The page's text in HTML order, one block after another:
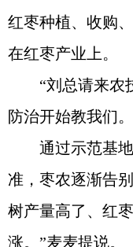
红枣种植、收购
在红枣产业上。
“刘总请来农
防治开始教我们
通过示范基
准，枣农逐渐告
树产量高了、红
涨。”麦麦提说。